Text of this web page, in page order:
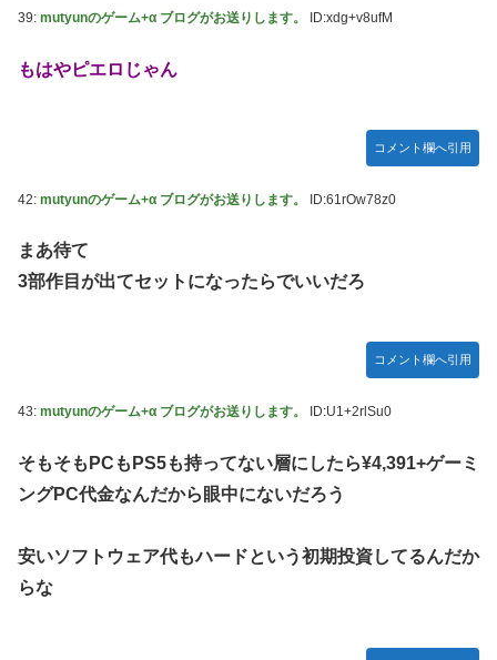
39: mutyunのゲーム+α ブログがお送りします。 ID:xdg+v8ufM
もはやピエロじゃん
コメント欄へ引用
42: mutyunのゲーム+α ブログがお送りします。 ID:61rOw78z0
まあ待て
3部作目が出てセットになったらでいいだろ
コメント欄へ引用
43: mutyunのゲーム+α ブログがお送りします。 ID:U1+2rlSu0
そもそもPCもPS5も持ってない層にしたら¥4,391+ゲーミ
ングPC代金なんだから眼中にないだろう
安いソフトウェア代もハードという初期投資してるんだか
らな